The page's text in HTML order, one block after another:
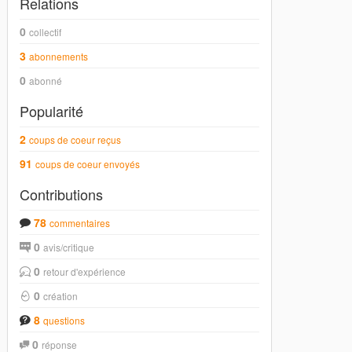
0 collectif
3 abonnements
0 abonné
Popularité
2 coups de coeur reçus
91 coups de coeur envoyés
Contributions
78 commentaires
0 avis/critique
0 retour d'expérience
0 création
8 questions
0 réponse